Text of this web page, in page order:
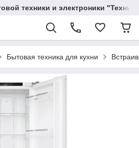
техники и электроники
Бытовая техника для кухни